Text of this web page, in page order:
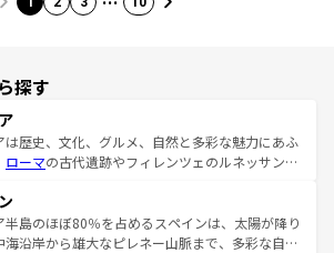
探す
は歴史、文化、グルメ、自然と多彩な魅力にあふ
ローマの古代遺跡やフィレンツェのルネッサンス
スカーナの美しい田園風景やアマルフィ海岸の絶
自然景観も見逃せない。観光の合間には、本場の
スタなど、絶品のイタリア料理を堪能することも
半島のほぼ80％を占めるスペインは、太陽が降り
海沿岸から雄大なピレネー山脈まで、多彩な自然